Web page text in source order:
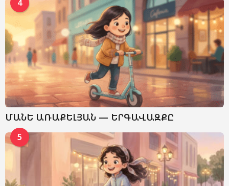
4
ՄԱՆԵ ԱՌԱՔԵԼՅԱՆ — ԵՐԳԱՎԱԶՔԸ
5